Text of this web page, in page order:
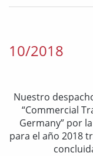
10/2018
Nuestro
“Commercial
Germany” por
para el año 2018